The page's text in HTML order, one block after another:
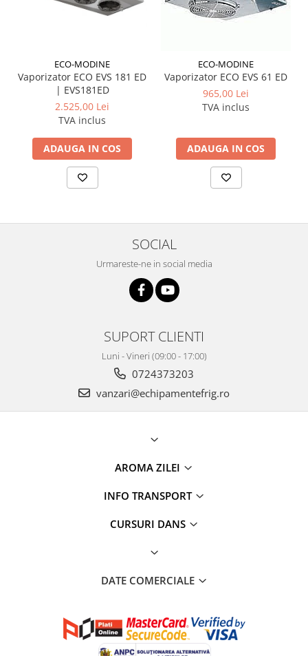
ECO-MODINE
Vaporizator ECO EVS 181 ED
| EVS181ED
2.525,00 Lei
TVA inclus
ADAUGA IN COS
ECO-MODINE
Vaporizator ECO EVS 61 ED
965,00 Lei
TVA inclus
ADAUGA IN COS
SOCIAL
Urmareste-ne in social media
SUPORT CLIENTI
Luni - Vineri (09:00 - 17:00)
0724373203
vanzari@echipamentefrig.ro
AROMA ZILEI
INFO TRANSPORT
CURSURI DANS
DATE COMERCIALE